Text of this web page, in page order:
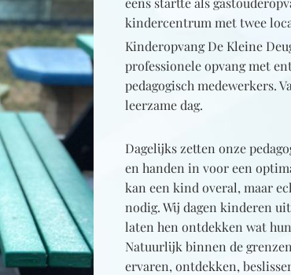
kindercentrum met twee
Kinderopvang De Kleine
professionele opvang met
pedagogisch medewerkers.
leerzame dag.
Dagelijks zetten onze
en handen in voor een
kan een kind overal, maar
nodig. Wij dagen kinderen
laten hen ontdekken wat
Natuurlijk binnen de
ervaren, ontdekken,